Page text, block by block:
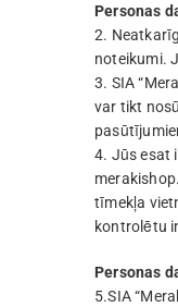
Personas
2.
noteikumi.
3. SIA
var tikt
4. Jūs esat
tīmekļa
kontrolētu
Personas
5.SIA